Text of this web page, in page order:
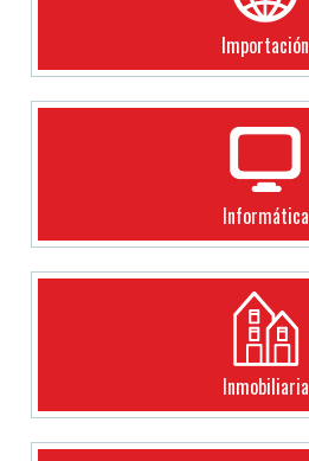
Importación
Informática
Inmobiliaria